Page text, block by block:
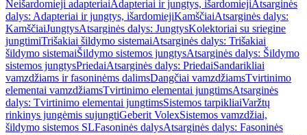
Neišardomieji adapteriaiAdapteriai ir jungtys, išardomiejiAtsarginės
dalys: Adapteriai ir jungtys, išardomiejiKamščiaiAtsarginės dalys:
KamščiaiJungtysAtsarginės dalys: JungtysKolektoriai su sriegine
jungtimiTrišakiai šildymo sistemaiAtsarginės dalys: Trišakiai
šildymo sistemaiŠildymo sistemos jungtysAtsarginės dalys: Šildymo
sistemos jungtysPriedaiAtsarginės dalys: PriedaiSandarikliai
vamzdžiams ir fasoninėms dalimsDangčiai vamzdžiamsTvirtinimo
elementai vamzdžiamsTvirtinimo elementai jungtimsAtsarginės
dalys: Tvirtinimo elementai jungtimsSistemos tarpikliaiVaržtų
rinkinys jungėmis sujungtiGeberit VolexSistemos vamzdžiai,
šildymo sistemos SLFasoninės dalysAtsarginės dalys: Fasoninės